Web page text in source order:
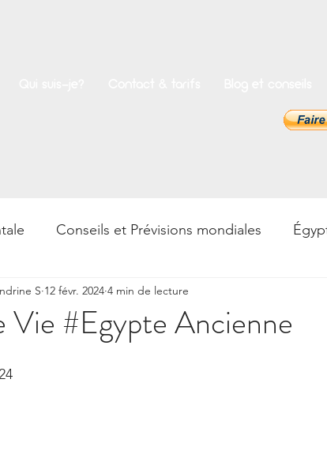
Conseils et Prévisions mondiales
Bien-être Psycho & Développement
Vie #Egypte Ancienne
S 12 févr. 2024 4 min de lecture